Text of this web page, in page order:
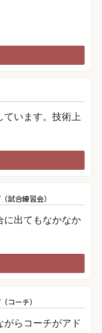
ています。技術上
試合練習会）
に出てもなかなか
コーチ）
がらコーチがアド